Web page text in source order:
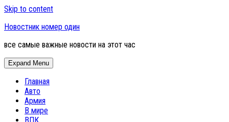
Skip to content
Новостник номер один
все самые важные новости на этот час
Expand Menu
Главная
Авто
Армия
В мире